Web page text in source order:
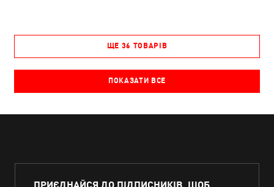
ЩЕ 36 ТОВАРІВ
ПОКАЗАТИ ВСЕ
ПРИЄДНАЙСЯ ДО ПІДПИСНИКІВ, ЩОБ